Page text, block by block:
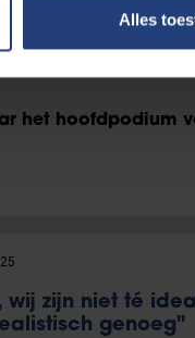
Alles
mee naar
het hoofdpodium
wij zijn niet té
genoeg"